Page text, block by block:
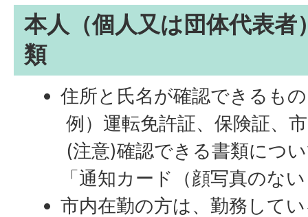
本人（個人又は団体代表者
類
住所と氏名が確認できるも
例）運転免許証、保険証、
(注意)確認できる書類につ
「通知カード（顔写真のな
市内在勤の方は、勤務して